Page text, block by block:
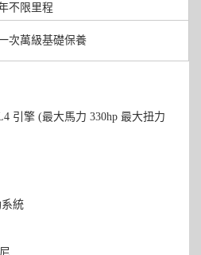
不限里程
次萬級基礎保養
引擎 (最大馬力 330hp 最大扭力
統